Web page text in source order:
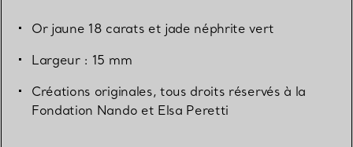
Or jaune 18 carats et jade néphrite vert
Largeur : 15 mm
Créations originales, tous droits réservés à la
Fondation Nando et Elsa Peretti